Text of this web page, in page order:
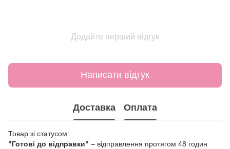
Додайте перший відгук
Написати відгук
Доставка Оплата
Товар зі статусом:
"Готові до відправки" – відправлення протягом 48 годин